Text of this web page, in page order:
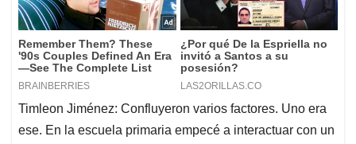
Timleon Jiménez: Confluyeron varios factores. Uno era
ese. En la escuela primaria empecé a interactuar con un